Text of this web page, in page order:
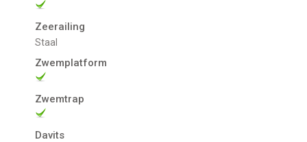
Zeerailing
Staal
Zwemplatform
Zwemtrap
Davits